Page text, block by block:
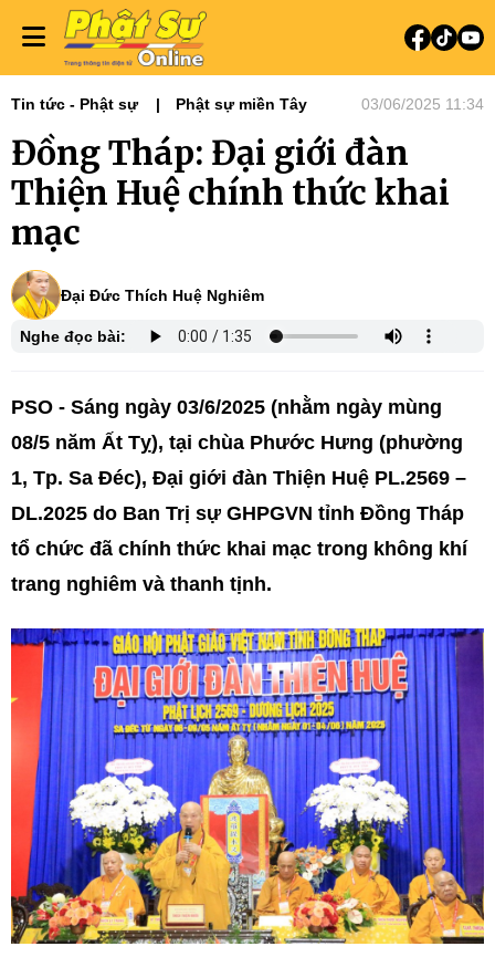
Tin tức - Phật sự Phật sự miền Tây 03/06/2025 11:34
Đồng Tháp: Đại giới đàn
Thiện Huệ chính thức khai
mạc
Đại Đức Thích Huệ Nghiêm
Nghe đọc bài:
PSO - Sáng ngày 03/6/2025 (nhằm ngày mùng
08/5 năm Ất Tỵ), tại chùa Phước Hưng (phường
1, Tp. Sa Đéc), Đại giới đàn Thiện Huệ PL.2569 –
DL.2025 do Ban Trị sự GHPGVN tỉnh Đồng Tháp
tổ chức đã chính thức khai mạc trong không khí
trang nghiêm và thanh tịnh.